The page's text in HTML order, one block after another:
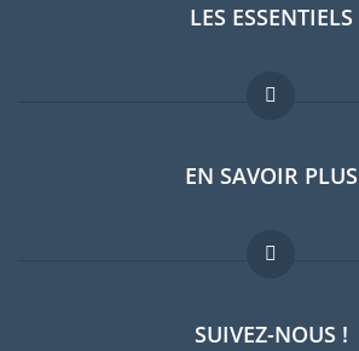
LES ESSENTIELS
Forum expatriés
Guides pays
Offres d'emploi
EN SAVOIR PLUS
FAQ
Experts
SUIVEZ-NOUS !